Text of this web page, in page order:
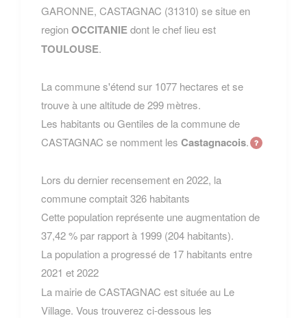
GARONNE, CASTAGNAC (31310) se situe en
regionOCCITANIEdont le chef lieu est
TOULOUSE.
La commune s'étend sur 1077 hectares et se
trouve à une altitude de 299 mètres.
Les habitants ou Gentiles de la commune de
CASTAGNAC se nomment les Castagnacois.
Lors du dernier recensement en 2022, la
commune comptait 326 habitants
Cette population représente une augmentation de
37,42 % par rapport à 1999 (204 habitants).
La population a progressé de 17 habitants entre
2021 et 2022
La mairie de CASTAGNAC est située au Le
Village. Vous trouverez ci-dessous les